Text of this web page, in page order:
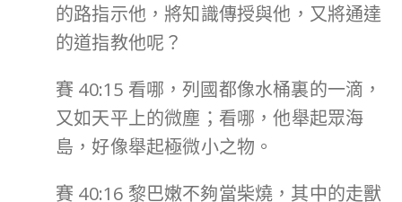
的路指示他，將知識傳授與他，又將通達
的道指教他呢？
賽 40:15 看哪，列國都像水桶裏的一滴，
又如天平上的微塵；看哪，他舉起眾海
島，好像舉起極微小之物。
賽 40:16 黎巴嫩不夠當柴燒，其中的走獸